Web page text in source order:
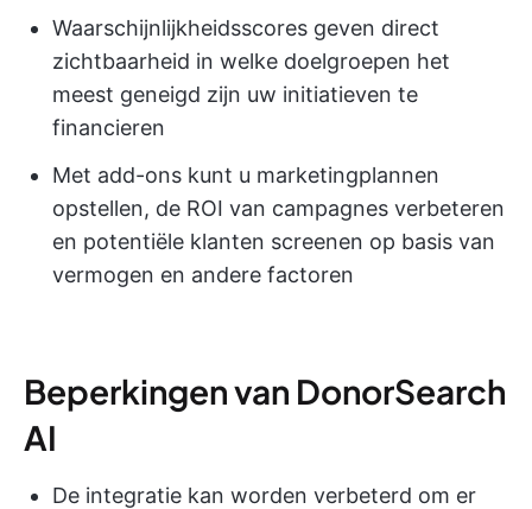
Waarschijnlijkheidsscores geven direct
zichtbaarheid in welke doelgroepen het
meest geneigd zijn uw initiatieven te
financieren
Met add-ons kunt u marketingplannen
opstellen, de ROI van campagnes verbeteren
en potentiële klanten screenen op basis van
vermogen en andere factoren
Beperkingen van DonorSearch
AI
De integratie kan worden verbeterd om er